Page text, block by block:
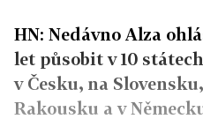
HN: Nedávno Alza
let působit v 10
v Česku, na
Rakousku a v